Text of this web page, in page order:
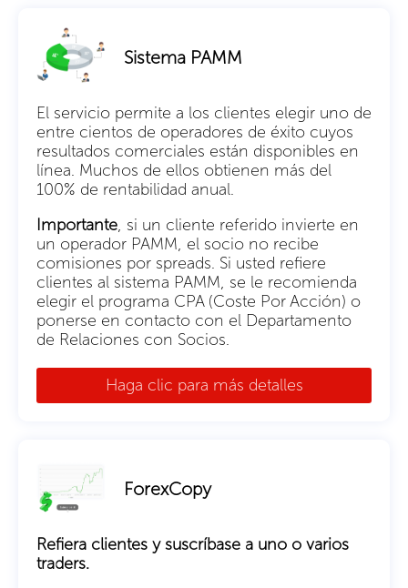
Sistema PAMM
El servicio permite a los clientes elegir uno de
entre cientos de operadores de éxito cuyos
resultados comerciales están disponibles en
línea. Muchos de ellos obtienen más del
100% de rentabilidad anual.
Importante, si un cliente referido invierte en
un operador PAMM, el socio no recibe
comisiones por spreads. Si usted refiere
clientes al sistema PAMM, se le recomienda
elegir el programa CPA (Coste Por Acción) o
ponerse en contacto con el Departamento
de Relaciones con Socios.
Haga clic para más detalles
ForexCopy
Refiera clientes y suscríbase a uno o varios
traders.